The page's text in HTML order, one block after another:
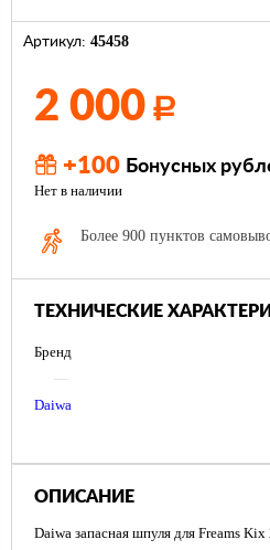
Артикул: 45458
2 000 Р
+100 Бонусных
Нет в наличии
Более 900 пунктов
ТЕХНИЧЕСКИЕ
Бренд
—
Daiwa
ОПИСАНИЕ
Daiwa запасная шпуля для Freams